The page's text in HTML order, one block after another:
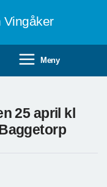
Vingåker
Meny
25 april kl